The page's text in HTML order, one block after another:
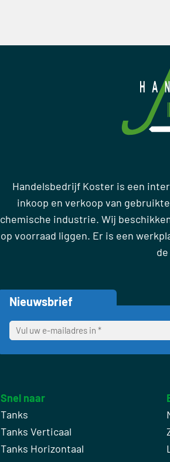
Handelsbedrijf Koster is een
inkoop en verkoop van
chemische industrie. Wij
op voorraad liggen. Er is een
Nieuwsbrief
Snel naar
Tanks
Tanks Verticaal
Tanks Horizontaal